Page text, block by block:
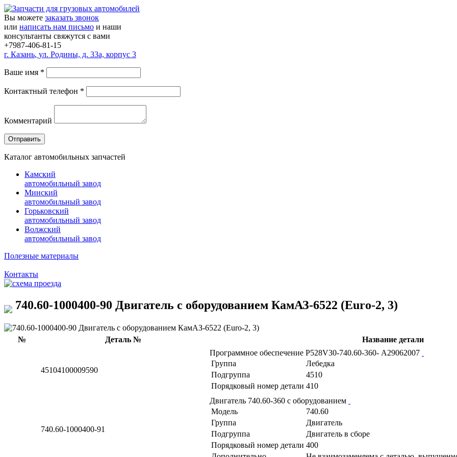
Вы можете заказать звонок
или написать нам письмо и наши
консультанты свяжутся с вами
+7987-406-81-15
г. Казань, ул. Родины, д. 33а, корпус 3
Ваше имя *
Контактный телефон *
Комментарий
Каталог автомобильных запчастей
Камский
автомобильный завод
Минский
автомобильный завод
Горьковский
автомобильный завод
Волжский
автомобильный завод
Полезные материалы
Контакты
740.60-1000400-90 Двигатель с оборудованием КамАЗ-6522 (Euro-2, 3)
№ Деталь № Название детали
45104100009590
Программное обеспечение P528V30-740.60-360- А29062007
Группа
Лебедка
Подгруппа
4510
Порядковый номер детали 410
740.60-1000400-91
Двигатель 740.60-360 с оборудованием
Модель
740.60
Группа
Двигатель
Подгруппа
Двигатель в сборе
Порядковый номер детали 400